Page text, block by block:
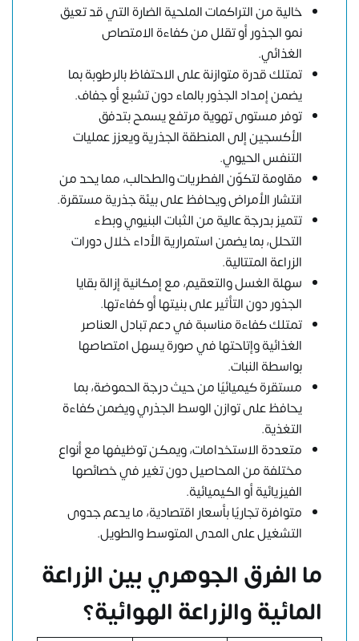
خالية من التراكمات الملحية الضارة التي قد تعيق
نمو الجذور أو تقلل من كفاءة الامتصاص
الغذائي.
تمتلك قدرة متوازنة على الاحتفاظ بالرطوبة بما
يضمن إمداد الجذور بالماء دون تشبع أو جفاف.
توفر مستوى تهوية مرتفع يسمح بتدفق
الأكسجين إلى المنطقة الجذرية ويعزز عمليات
التنفس الحيوي.
مقاومة لتكوّن الفطريات والطحالب، مما يحد من
انتشار الأمراض ويحافظ على بيئة جذرية مستقرة.
تتميز بدرجة عالية من الثبات البنيوي وبطء
التحلل، بما يضمن استمرارية الأداء خلال دورات
الزراعة المتتالية.
سهلة الغسل والتعقيم، مع إمكانية إزالة بقايا
الجذور دون التأثير على بنيتها أو كفاءتها.
تمتلك كفاءة مناسبة في دعم تبادل العناصر
الغذائية وإتاحتها في صورة يسهل امتصاصها
بواسطة النبات.
مستقرة كيميائيًا من حيث درجة الحموضة، بما
يحافظ على توازن الوسط الجذري ويضمن كفاءة
التغذية.
متعددة الاستخدامات، ويمكن توظيفها مع أنواع
مختلفة من المحاصيل دون تغير في خصائصها
الفيزيائية أو الكيميائية.
متوافرة تجاريًا بأسعار اقتصادية، ما يدعم جدوى
التشغيل على المدى المتوسط والطويل.
ما الفرق الجوهري بين الزراعة
المائية والزراعة الهوائية؟